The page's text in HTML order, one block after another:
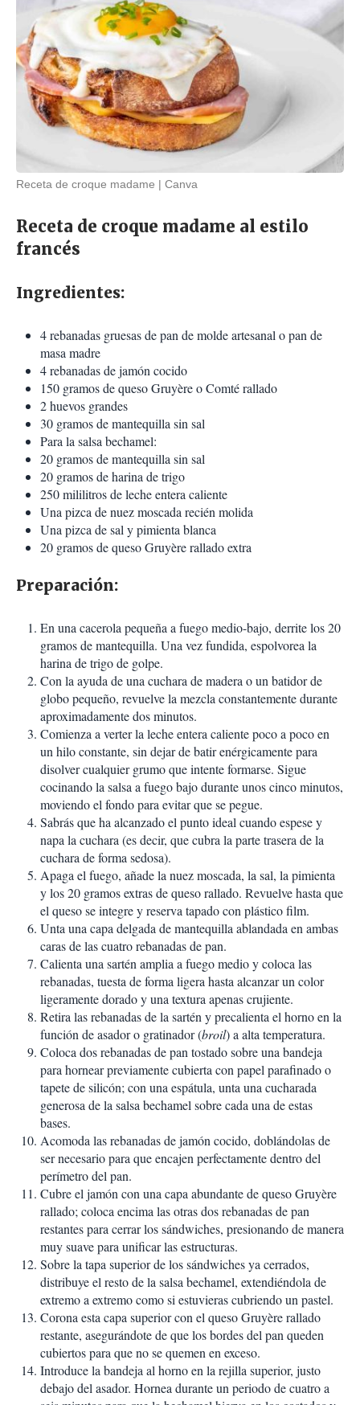
Receta de croque madame Canva
Receta de croque madame al estilo
francés
Ingredientes:
4 rebanadas gruesas de pan de molde artesanal o pan de
masa madre
4 rebanadas de jamón cocido
150 gramos de queso Gruyère o Comté rallado
2 huevos grandes
30 gramos de mantequilla sin sal
Para la salsa bechamel:
20 gramos de mantequilla sin sal
20 gramos de harina de trigo
250 mililitros de leche entera caliente
Una pizca de nuez moscada recién molida
Una pizca de sal y pimienta blanca
20 gramos de queso Gruyère rallado extra
Preparación:
En una cacerola pequeña a fuego medio-bajo, derrite los 20
gramos de mantequilla. Una vez fundida, espolvorea la
harina de trigo de golpe.
Con la ayuda de una cuchara de madera o un batidor de
globo pequeño, revuelve la mezcla constantemente durante
aproximadamente dos minutos.
Comienza a verter la leche entera caliente poco a poco en
un hilo constante, sin dejar de batir enérgicamente para
disolver cualquier grumo que intente formarse. Sigue
cocinando la salsa a fuego bajo durante unos cinco minutos,
moviendo el fondo para evitar que se pegue.
Sabrás que ha alcanzado el punto ideal cuando espese y
napa la cuchara (es decir, que cubra la parte trasera de la
cuchara de forma sedosa).
Apaga el fuego, añade la nuez moscada, la sal, la pimienta
y los 20 gramos extras de queso rallado. Revuelve hasta que
el queso se integre y reserva tapado con plástico film.
Unta una capa delgada de mantequilla ablandada en ambas
caras de las cuatro rebanadas de pan.
Calienta una sartén amplia a fuego medio y coloca las
rebanadas, tuesta de forma ligera hasta alcanzar un color
ligeramente dorado y una textura apenas crujiente.
Retira las rebanadas de la sartén y precalienta el horno en la
función de asador o gratinador (broil) a alta temperatura.
Coloca dos rebanadas de pan tostado sobre una bandeja
para hornear previamente cubierta con papel parafinado o
tapete de silicón; con una espátula, unta una cucharada
generosa de la salsa bechamel sobre cada una de estas
bases.
Acomoda las rebanadas de jamón cocido, doblándolas de
ser necesario para que encajen perfectamente dentro del
perímetro del pan.
Cubre el jamón con una capa abundante de queso Gruyère
rallado; coloca encima las otras dos rebanadas de pan
restantes para cerrar los sándwiches, presionando de manera
muy suave para unificar las estructuras.
Sobre la tapa superior de los sándwiches ya cerrados,
distribuye el resto de la salsa bechamel, extendiéndola de
extremo a extremo como si estuvieras cubriendo un pastel.
Corona esta capa superior con el queso Gruyère rallado
restante, asegurándote de que los bordes del pan queden
cubiertos para que no se quemen en exceso.
Introduce la bandeja al horno en la rejilla superior, justo
debajo del asador. Hornea durante un periodo de cuatro a